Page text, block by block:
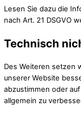
Lesen Sie dazu die
nach Art. 21 DSGVO
Technisch
Des Weiteren setzen
unserer Website
abzustimmen oder
allgemein zu